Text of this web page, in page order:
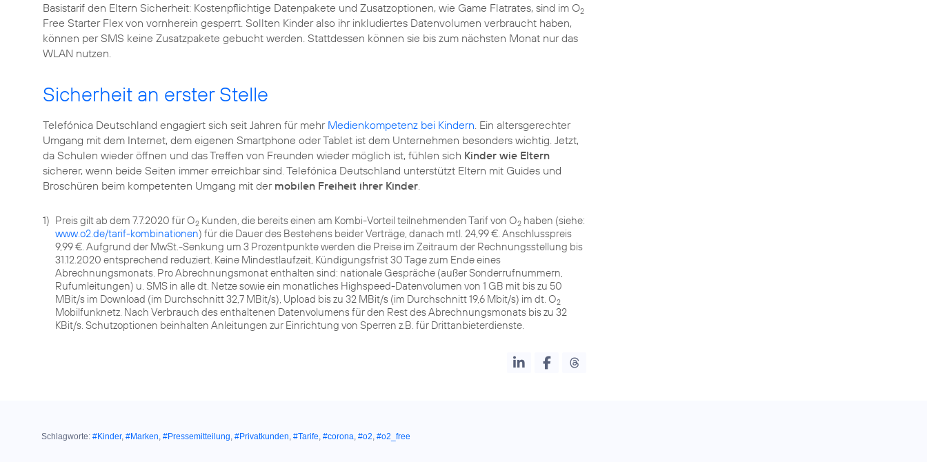
Basistarif den Eltern Sicherheit: Kostenpflichtige Datenpakete und Zusatzoptionen, wie Game Flatrates, sind im O2
Free Starter Flex von vornherein gesperrt. Sollten Kinder also ihr inkludiertes Datenvolumen verbraucht haben,
können per SMS keine Zusatzpakete gebucht werden. Stattdessen können sie bis zum nächsten Monat nur das
WLAN nutzen.
Sicherheit an erster Stelle
Telefónica Deutschland engagiert sich seit Jahren für mehr Medienkompetenz bei Kindern. Ein altersgerechter
Umgang mit dem Internet, dem eigenen Smartphone oder Tablet ist dem Unternehmen besonders wichtig. Jetzt,
da Schulen wieder öffnen und das Treffen von Freunden wieder möglich ist, fühlen sich Kinder wie Eltern
sicherer, wenn beide Seiten immer erreichbar sind. Telefónica Deutschland unterstützt Eltern mit Guides und
Broschüren beim kompetenten Umgang mit der mobilen Freiheit ihrer Kinder.
1) Preis gilt ab dem 7.7.2020 für O2 Kunden, die bereits einen am Kombi-Vorteil teilnehmenden Tarif von O2 haben (siehe:
www.o2.de/tarif-kombinationen) für die Dauer des Bestehens beider Verträge, danach mtl. 24,99 €. Anschlusspreis
9,99 €. Aufgrund der MwSt.-Senkung um 3 Prozentpunkte werden die Preise im Zeitraum der Rechnungsstellung bis
31.12.2020 entsprechend reduziert. Keine Mindestlaufzeit, Kündigungsfrist 30 Tage zum Ende eines
Abrechnungsmonats. Pro Abrechnungsmonat enthalten sind: nationale Gespräche (außer Sonderrufnummern,
Rufumleitungen) u. SMS in alle dt. Netze sowie ein monatliches Highspeed-Datenvolumen von 1 GB mit bis zu 50
MBit/s im Download (im Durchschnitt 32,7 MBit/s), Upload bis zu 32 MBit/s (im Durchschnitt 19,6 Mbit/s) im dt. O2
Mobilfunknetz. Nach Verbrauch des enthaltenen Datenvolumens für den Rest des Abrechnungsmonats bis zu 32
KBit/s. Schutzoptionen beinhalten Anleitungen zur Einrichtung von Sperren z.B. für Drittanbieterdienste.
Schlagworte: #Kinder, #Marken, #Pressemitteilung, #Privatkunden, #Tarife, #corona, #o2, #o2_free